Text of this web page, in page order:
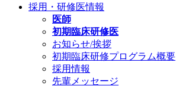
採用・研修医情報
医師
初期臨床研修医
お知らせ/挨拶
初期臨床研修プログラム概要
採用情報
先輩メッセージ